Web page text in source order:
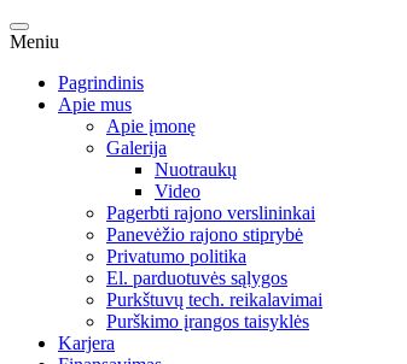
Meniu
Pagrindinis
Apie mus
Apie įmonę
Galerija
Nuotraukų
Video
Pagerbti rajono verslininkai
Panevėžio rajono stiprybė
Privatumo politika
El. parduotuvės sąlygos
Purkštuvų tech. reikalavimai
Purškimo įrangos taisyklės
Karjera